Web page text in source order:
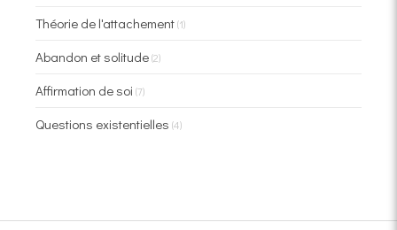
Théorie de l'attachement(1)
Abandon et solitude(2)
Affirmation de soi (7)
Questions existentielles (4)